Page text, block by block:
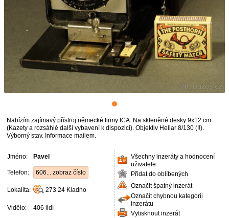
Nabízím zajímavý přístroj německé firmy ICA. Na skleněné desky 9x12 cm.
(Kazety a rozsáhlé další vybavení k dispozici). Objektiv Heliar 8/130 (!!).
Výborný stav. Informace mailem.
Jméno: Pavel
Telefon: 606... zobraz číslo
Lokalita: 273 24 Kladno
Vidělo: 406 lidí
Všechny inzeráty a hodnocení
uživatele
Přidat do oblíbených
Označit špatný inzerát
Označit chybnou kategorii
inzerátu
Vytisknout inzerát